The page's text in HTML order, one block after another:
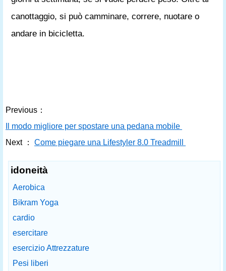
canottaggio, si può camminare, correre, nuotare o
andare in bicicletta.
Previous：
Il modo migliore per spostare una pedana mobile
Next ：
Come piegare una Lifestyler 8.0 Treadmill
idoneità
Aerobica
Bikram Yoga
cardio
esercitare
esercizio Attrezzature
Pesi liberi